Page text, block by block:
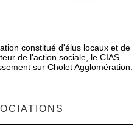
constitué d'élus locaux et de
de l'action sociale, le CIAS
sur Cholet Agglomération.